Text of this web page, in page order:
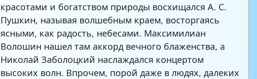
красотами и богатством природы восхищался А. С.
Пушкин, называя волшебным краем, восторгаясь
ясными, как радость, небесами. Максимилиан
Волошин нашел там аккорд вечного блаженства, а
Николай Заболоцкий наслаждался концертом
высоких волн. Впрочем, порой даже в людях, далеких